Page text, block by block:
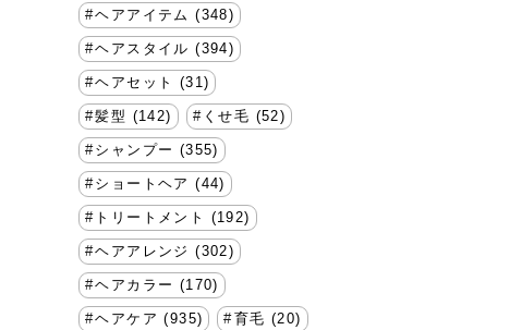
ヘアアイテム (348)
ヘアスタイル (394)
ヘアセット (31)
髪型 (142) くせ毛 (52)
シャンプー (355)
ショートヘア (44)
トリートメント (192)
ヘアアレンジ (302)
ヘアカラー (170)
ヘアケア (935) 育毛 (20)